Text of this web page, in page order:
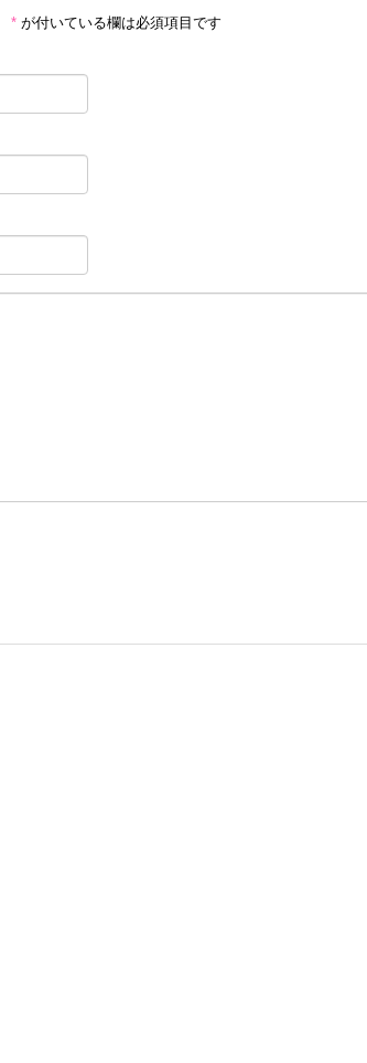
* が付いている欄は必須項目です